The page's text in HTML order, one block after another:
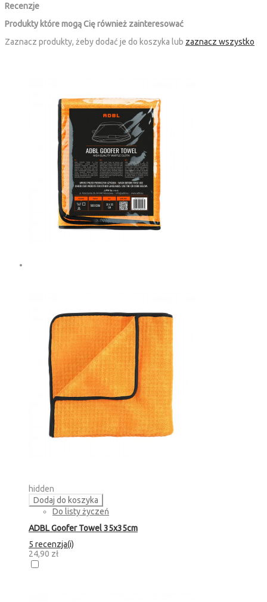
Recenzje
Produkty które mogą Cię również zainteresować
Zaznacz produkty, żeby dodać je do koszyka lub zaznacz wszystko
hidden
Dodaj do koszyka
Do listy życzeń
ADBL Goofer Towel 35x35cm
5 recenzja(i)
24,90 zł